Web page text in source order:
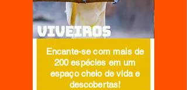
Encante-se com mais de
200 espécies em um
espaço cheio de vida e
descobertas!